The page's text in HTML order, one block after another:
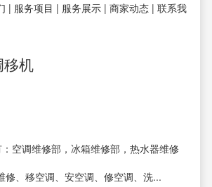
| 服务项目 | 服务展示 | 商家动态 | 联系我
移机
空调维修部，冰箱维修部，热水器维修
、移空调、安空调、修空调、洗...